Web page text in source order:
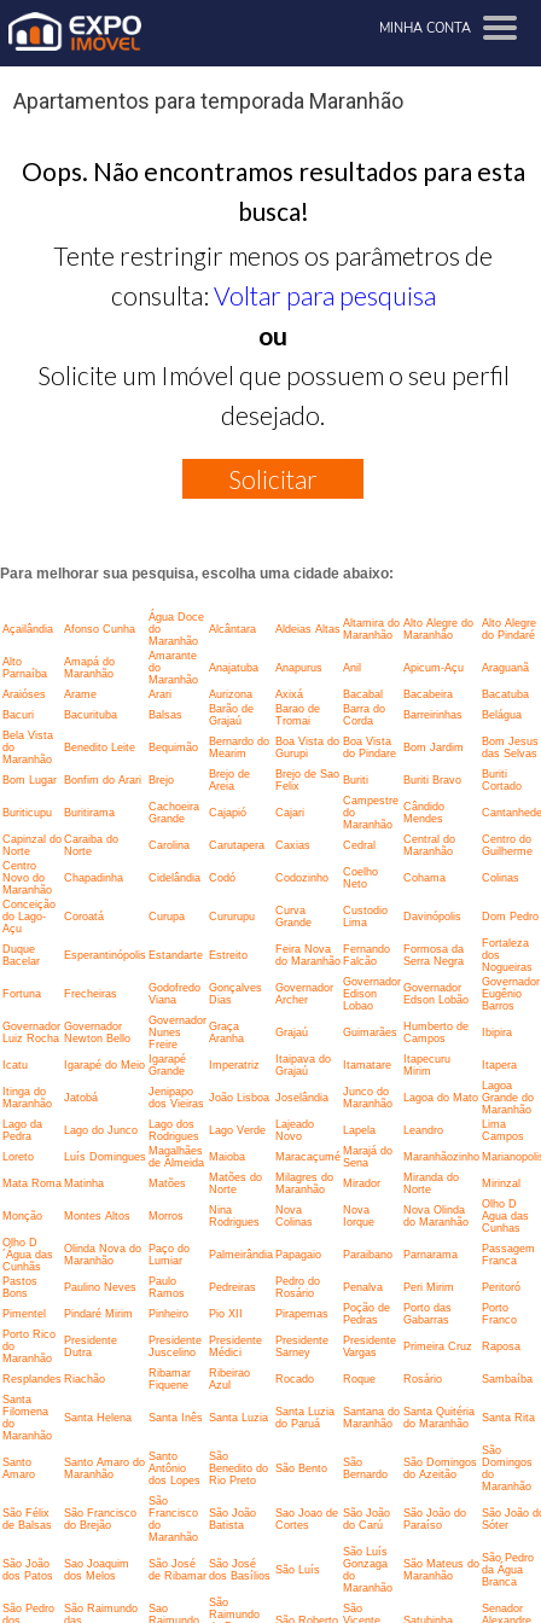
MINHA CONTA
Apartamentos para temporada Maranhão
Oops. Não encontramos resultados para esta
busca!
Tente restringir menos os parâmetros de
consulta: Voltar para pesquisa
ou
Solicite um Imóvel que possuem o seu perfil
desejado.
Solicitar
Para melhorar sua pesquisa, escolha uma cidade abaixo:
Açailândia Afonso Cunha
Água Doce
do
Maranhão
Alcântara Aldeias Altas Altamira do
Maranhão
Alto Alegre do
Maranhão
Alto Alegre
do Pindaré
Alto
Parnaíba
Amapá do
Maranhão
Amarante
do
Maranhão
Anajatuba Anapurus Anil Apicum-Açu Araguanã
Araióses Arame Arari Aurizona Axixá Bacabal Bacabeira
Bacatuba
Bacuri
Bacurituba Balsas
Barão de
Grajaú
Barao de
Tromai
Barra do
Corda
Barreirinhas
Belágua
Bela Vista
do
Maranhão
Benedito Leite Bequimão
Bernardo do
Mearim
Boa Vista do
Gurupi
Boa Vista
do Pindare
Bom Jardim
Bom Jesus
das Selvas
Bom Lugar Bonfim do Arari Brejo
Brejo de
Areia
Brejo de Sao
Felix
Buriti Buriti Bravo
Buriti
Cortado
Buriticupu Buritirama
Cachoeira
Grande
Cajapió Cajari
Campestre
do
Maranhão
Cândido
Mendes
Cantanhede
Capinzal do
Norte
Caraiba do
Norte
Carolina Carutapera Caxias Cedral
Central do
Maranhão
Centro do
Guilherme
Centro
Novo do
Maranhão
Chapadinha Cidelândia Codó Codozinho
Coelho
Neto
Cohama Colinas
Conceição
do Lago-
Açu
Coroatá Curupa Cururupu
Curva
Grande
Custodio
Lima
Davinópolis Dom Pedro
Duque
Bacelar
Esperantinópolis Estandarte Estreito
Feira Nova
do Maranhão
Fernando
Falcão
Formosa da
Serra Negra
Fortaleza
dos
Nogueiras
Fortuna Frecheiras
Godofredo
Viana
Gonçalves
Dias
Governador
Archer
Governador
Edison
Lobao
Governador
Edson Lobão
Governador
Eugênio
Barros
Governador
Luiz Rocha
Governador
Newton Bello
Governador
Nunes
Freire
Graça
Aranha
Grajaú Guimarães Humberto de
Campos
Ibipira
Icatu Igarapé do Meio Igarapé
Grande
Imperatriz
Itaipava do
Grajaú
Itamatare
Itapecuru
Mirim
Itapera
Itinga do
Maranhão
Jatobá
Jenipapo
dos Vieiras João Lisboa Joselândia
Junco do
Maranhão
Lagoa do Mato
Lagoa
Grande do
Maranhão
Lago da
Pedra
Lago do Junco
Lago dos
Rodrigues
Lago Verde
Lajeado
Novo
Lapela Leandro
Lima
Campos
Loreto
Luís Domingues Magalhães
de Almeida Maioba Maracaçumé Marajá do
Sena
Maranhãozinho
Mata Roma Matinha Matões
Matões do
Norte
Milagres do
Maranhão
Mirador
Miranda do
Norte
Mirinzal
Monção Montes Altos Morros
Nina
Rodrigues
Nova
Colinas
Nova
Iorque
Nova Olinda
do Maranhão
Olho D
Agua das
Cunhas
Olho D
´Água das
Cunhãs
Olinda Nova do
Maranhão
Paço do
Lumiar
Palmeirândia Papagaio Paraibano Parnarama
Passagem
Franca
Pastos
Bons
Paulino Neves
Paulo
Ramos
Pedreiras
Pedro do
Rosário
Penalva Peri Mirim Peritoró
Pimentel Pindaré Mirim Pinheiro Pio XII Pirapemas
Poção de
Pedras
Porto das
Gabarras
Porto
Franco
Porto Rico
do
Maranhão
Presidente
Dutra
Presidente
Juscelino
Presidente
Médici
Presidente
Sarney
Presidente
Vargas
Primeira Cruz Raposa
Resplandes Riachão
Ribamar
Fiquene
Ribeirao
Azul
Rocado Roque Rosário
Sambaíba
Santa
Filomena
do
Maranhão
Santa Helena Santa Inês Santa Luzia Santa Luzia
do Paruá
Santana do
Maranhão
Santa Quitéria
do Maranhão
Santa Rita
Santo
Amaro
Santo Amaro do
Maranhão
Santo
Antônio
dos Lopes
São
Benedito do
Rio Preto
São Bento
São
Bernardo
São Domingos
do Azeitão
São
Domingos
do
Maranhão
São Félix
de Balsas
São Francisco
do Brejão
São
Francisco
do
Maranhão
São João
Batista
Sao Joao de
Cortes
São João
do Carú
São João do
Paraíso
São João
Sóter
São João
dos Patos
Sao Joaquim
dos Melos
São José
de Ribamar
São José
dos Basílios São Luís
São Luís
Gonzaga
do
Maranhão
São Mateus do
Maranhão
São Pedro
da Água
Branca
São Pedro
dos
São Raimundo
das
Sao
Raimundo
São
Raimundo
São Roberto
São
Vicente
Satubinha
Senador
Alexandre